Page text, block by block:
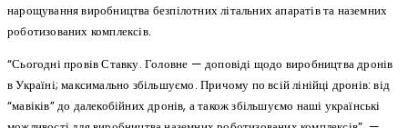
нарощування виробництва безпілотних літальних апаратів та наземних
роботизованих комплексів.
“Сьогодні провів Ставку. Головне — доповіді щодо виробництва дронів
в Україні; максимально збільшуємо. Причому по всій лінійці дронів: від
“мавіків” до далекобійних дронів, а також збільшуємо наші українські